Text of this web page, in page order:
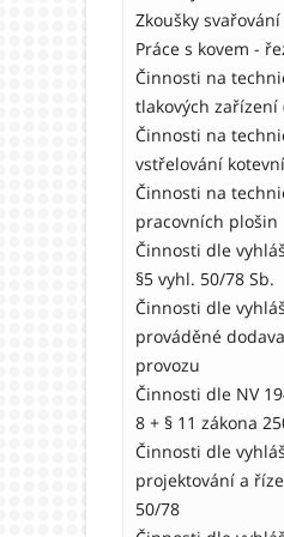
Zkoušky
Práce s kovem -
Činnosti na
tlakových zařízení
Činnosti na
vstřelování
Činnosti na
pracovních plošin
Činnosti dle
§5 vyhl. 50/78 Sb.
Činnosti dle
prováděné
provozu
Činnosti dle NV
8 + § 11 zákona
Činnosti dle
projektování a
50/78